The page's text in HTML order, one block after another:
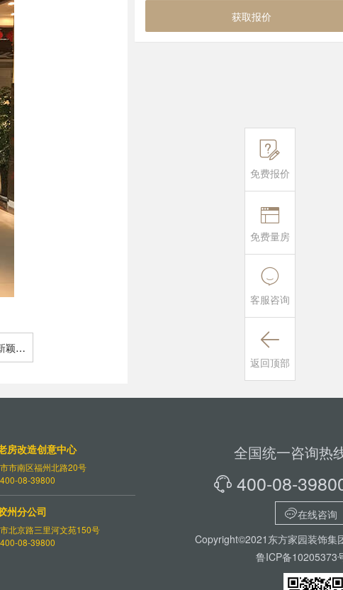
颖完
获取报价
房改造创意中心
市南区福州北路20号
08-39800
州分公司
北京路三里河文苑150号
08-39800
全国统一咨询热
 400-08-
在线咨询
Copyright©2021东方家园装饰集
鲁ICP备10205373

免费报价

免费量房

客服咨询

返回顶部